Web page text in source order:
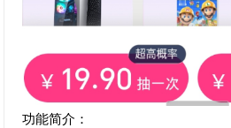
功能简介：